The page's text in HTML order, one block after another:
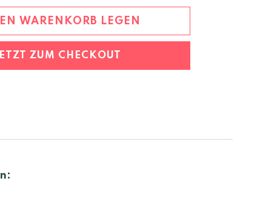
WARENKORB LEGEN
ZUM CHECKOUT